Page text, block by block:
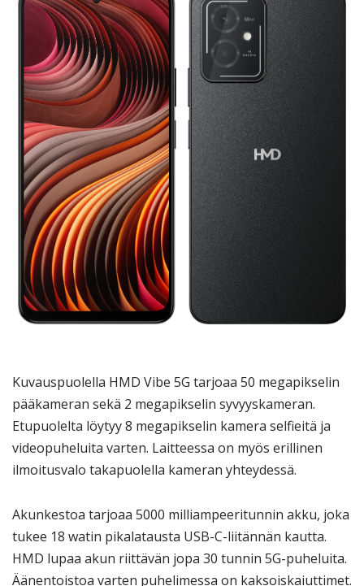
Kuvauspuolella HMD Vibe 5G tarjoaa 50 megapikselin
pääkameran sekä 2 megapikselin syvyyskameran.
Etupuolelta löytyy 8 megapikselin kamera selfieitä ja
videopuheluita varten. Laitteessa on myös erillinen
ilmoitusvalo takapuolella kameran yhteydessä.
Akunkestoa tarjoaa 5000 milliampeeritunnin akku, joka
tukee 18 watin pikalatausta USB-C-liitännän kautta.
HMD lupaa akun riittävän jopa 30 tunnin 5G-puheluita.
Äänentoistoa varten puhelimessa on kaksoiskaiuttimet.